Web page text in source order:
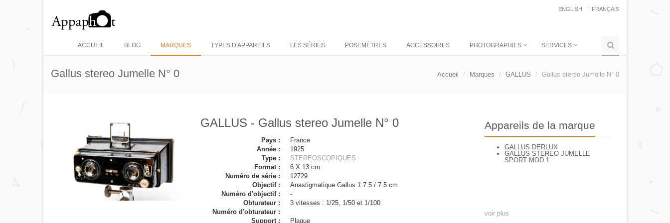
ENGLISH FRANÇAIS
ACCUEIL BLOG MARQUES TYPES D'APPAREILS LES SÉRIES POSEMÈTRES ACCESSOIRES PHOTOGRAPHIES SERVICES
Gallus stereo Jumelle N° 0 Accueil Marques GALLUS Gallus stereo Jumelle N° 0
GALLUS - Gallus stereo Jumelle N° 0
Pays :
France
Année :
1925
Type :
STEREOSCOPIQUES
Format :
6 X 13 cm
Numéro de série :
12729
Objectif :
Anastigmatique Gallus 1:7.5 / 7.5 cm
Numéro d'objectif :
-
Obturateur :
3 vitesses : 1/25, 1/50 et 1/100
Numéro d'obturateur :
Support :
Plaque
Appareils de la marque
GALLUS DERLUX
GALLUS STEREO JUMELLE
SPORT MOD 1
voir plus